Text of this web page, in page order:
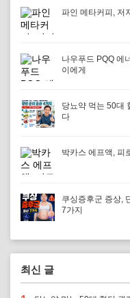
파인 메타커피, 저
나우푸드 PQQ 에
이에게
당뇨약 먹는 50대
다
박카스 에프액, 피
쿠싱증후군 증상,
7가지
최신 글